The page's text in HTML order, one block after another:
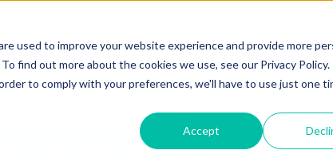
used to improve your website experience and provide more
find out more about the cookies we use, see our Privacy Policy.
to comply with your preferences, we'll have to use just one
Accept
改善事例 技術・製品情報
終了後の作業を自動指示｜作業自動化で省人化とコスト削減